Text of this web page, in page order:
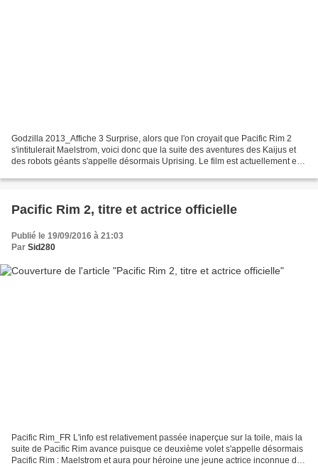
Godzilla 2013_Affiche 3 Surprise, alors que l'on croyait que Pacific Rim 2
s'intitulerait Maelstrom, voici donc que la suite des aventures des Kaijus et
des robots géants s'appelle désormais Uprising. Le film est actuellement en
Pacific Rim 2, titre et actrice officielle
Publié le 19/09/2016 à 21:03
Par Sid280
Pacific Rim_FR L'info est relativement passée inaperçue sur la toile, mais la
suite de Pacific Rim avance puisque ce deuxième volet s'appelle désormais
Pacific Rim : Maelstrom et aura pour héroine une jeune actrice inconnue du